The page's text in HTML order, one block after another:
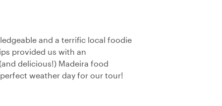
and a terrific local foodie
provided us with an
delicious!) Madeira food
weather day for our tour!